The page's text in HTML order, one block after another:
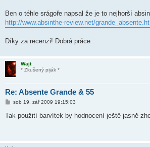
Ben o téhle srágoře napsal že je to nejhorší
http://www.absinthe-review.net/
Díky za recenzi! Dobrá práce.
Wajt
* Zkušený piják *
Re: Absente Grande & 55
P
í
s
e
sob 19. zář 2009 19:15:03
Tak použití barvítek by hodnocení ještě jasně